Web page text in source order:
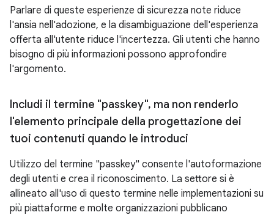
Parlare di queste esperienze di sicurezza note riduce
l'ansia nell'adozione, e la disambiguazione dell'esperienza
offerta all'utente riduce l'incertezza. Gli utenti che hanno
bisogno di più informazioni possono approfondire
l'argomento.
Includi il termine "passkey", ma non renderlo
l'elemento principale della progettazione dei
tuoi contenuti quando le introduci
Utilizzo del termine "passkey" consente l'autoformazione
degli utenti e crea il riconoscimento. La settore si è
allineato all'uso di questo termine nelle implementazioni su
più piattaforme e molte organizzazioni pubblicano